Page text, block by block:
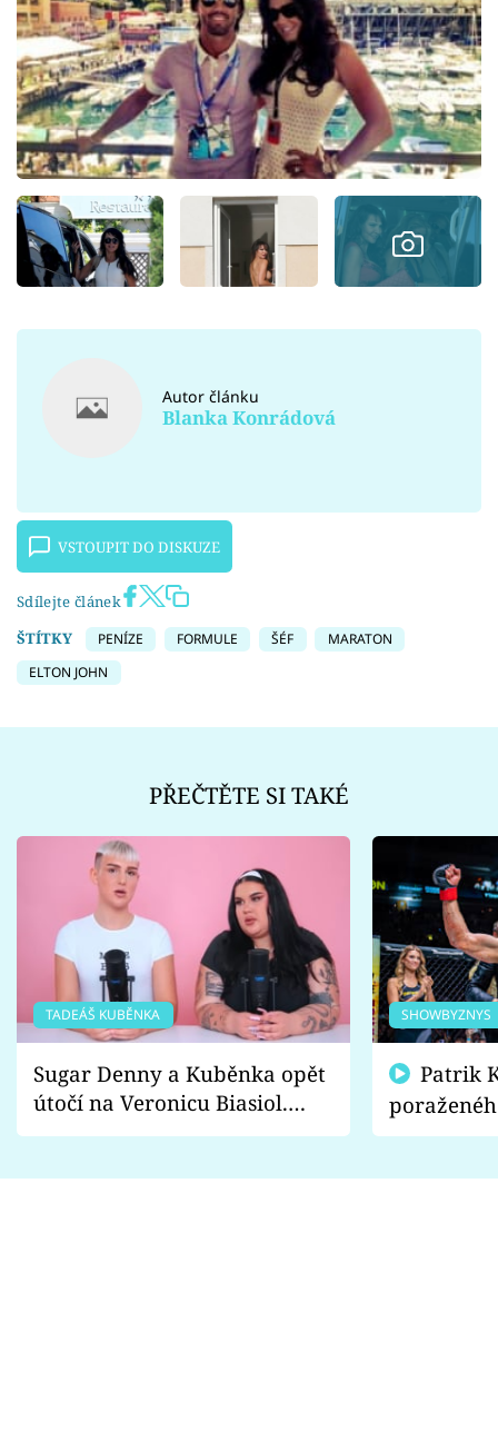
Autor článku
Blanka Konrádová
VSTOUPIT DO DISKUZE
Sdílejte článek
ŠTÍTKY
PENÍZE FORMULE ŠÉF
MARATON
ELTON JOHN
PŘEČTĚTE SI TAKÉ
TADEÁŠ KUBĚNKA
Sugar Denny a Kuběnka opět
útočí na Veronicu Biasiol.
Proč je podle nich falešná a
SHOWBYZNYS
fanoušci